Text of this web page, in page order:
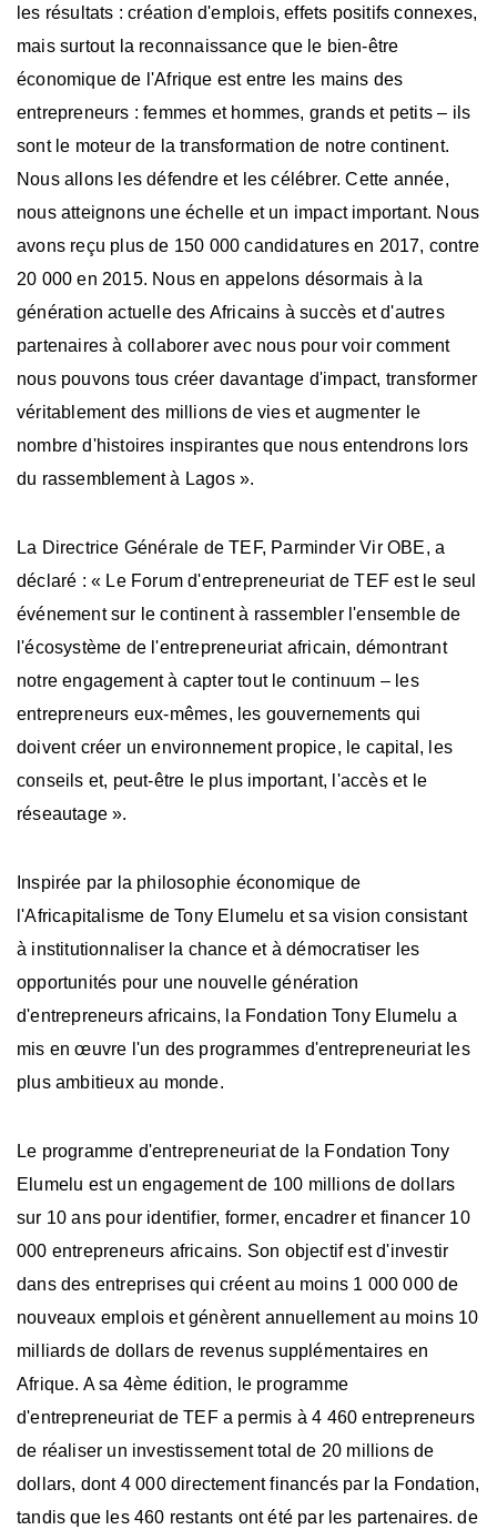
les résultats : création d'emplois, effets positifs connexes,
mais surtout la reconnaissance que le bien-être
économique de l'Afrique est entre les mains des
entrepreneurs : femmes et hommes, grands et petits – ils
sont le moteur de la transformation de notre continent.
Nous allons les défendre et les célébrer. Cette année,
nous atteignons une échelle et un impact important. Nous
avons reçu plus de 150 000 candidatures en 2017, contre
20 000 en 2015. Nous en appelons désormais à la
génération actuelle des Africains à succès et d'autres
partenaires à collaborer avec nous pour voir comment
nous pouvons tous créer davantage d'impact, transformer
véritablement des millions de vies et augmenter le
nombre d'histoires inspirantes que nous entendrons lors
du rassemblement à Lagos ».
La Directrice Générale de TEF, Parminder Vir OBE, a
déclaré : « Le Forum d'entrepreneuriat de TEF est le seul
événement sur le continent à rassembler l'ensemble de
l'écosystème de l'entrepreneuriat africain, démontrant
notre engagement à capter tout le continuum – les
entrepreneurs eux-mêmes, les gouvernements qui
doivent créer un environnement propice, le capital, les
conseils et, peut-être le plus important, l'accès et le
réseautage ».
Inspirée par la philosophie économique de
l'Africapitalisme de Tony Elumelu et sa vision consistant
à institutionnaliser la chance et à démocratiser les
opportunités pour une nouvelle génération
d'entrepreneurs africains, la Fondation Tony Elumelu a
mis en œuvre l'un des programmes d'entrepreneuriat les
plus ambitieux au monde.
Le programme d'entrepreneuriat de la Fondation Tony
Elumelu est un engagement de 100 millions de dollars
sur 10 ans pour identifier, former, encadrer et financer 10
000 entrepreneurs africains. Son objectif est d'investir
dans des entreprises qui créent au moins 1 000 000 de
nouveaux emplois et génèrent annuellement au moins 10
milliards de dollars de revenus supplémentaires en
Afrique. A sa 4ème édition, le programme
d'entrepreneuriat de TEF a permis à 4 460 entrepreneurs
de réaliser un investissement total de 20 millions de
dollars, dont 4 000 directement financés par la Fondation,
tandis que les 460 restants ont été par les partenaires. de